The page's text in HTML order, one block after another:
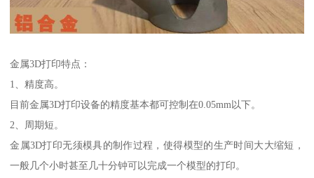
金属3D打印特点：
1、精度高。
目前金属3D打印设备的精度基本都可控制在0.05mm以下。
2、周期短。
金属3D打印无须模具的制作过程，使得模型的生产时间大大缩短，
一般几个小时甚至几十分钟可以完成一个模型的打印。